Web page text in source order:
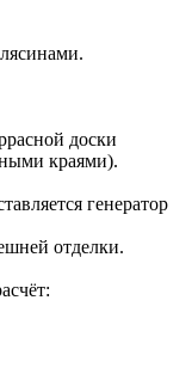
доски
краями).
генератор
отделки.